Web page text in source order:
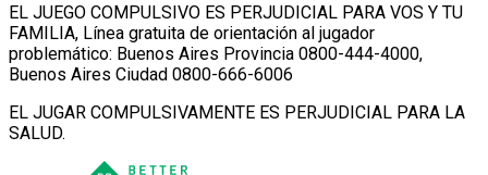
EL JUEGO COMPULSIVO ES PERJUDICIAL PARA VOS Y TU
FAMILIA, Línea gratuita de orientación al jugador
problemático: Buenos Aires Provincia 0800-444-4000,
Buenos Aires Ciudad 0800-666-6006
EL JUGAR COMPULSIVAMENTE ES PERJUDICIAL PARA LA
SALUD.